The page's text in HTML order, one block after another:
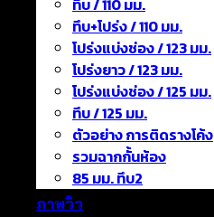
ทึบ / 110 มม.
ทึบ+โปร่ง / 110 มม.
โปร่งแบ่งช่อง / 123 มม.
โปร่งยาว / 123 มม.
โปร่งแบ่งช่อง / 125 มม.
ทึบ / 125 มม.
ตัวอย่าง การติดรางโค้ง
รวมฉากกั้นห้อง
85 มม. ทึบ2
ภาพวิว